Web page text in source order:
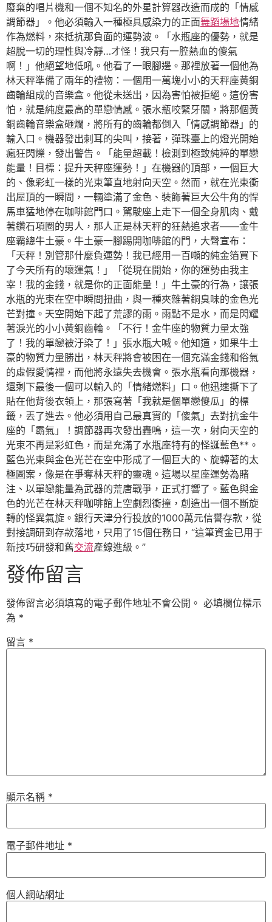
廢棄的唱片機和一個不知名的外星計算器改造而成的「情感
調節器」。他必須輸入一種極具感染力的正面舞蹈場地情緒
作為燃料，來抵抗那負面的運勢波。「水瓶座的優勢，就是
超脫一切的理性與冷靜…才怪！我只有一腔熱血的傻氣
啊！」他絕望地低吼。他看了一眼腳邊。那裡放著一個他為
林天秤準備了兩年的禮物：一個用一萬塊小小的天秤座黃銅
齒輪組成的音樂盒。他從未送出，因為害怕被拒絕。這份害
怕，就是純度最高的單戀情感。張水瓶咬緊牙關，將那個黃
銅齒輪音樂盒砸爛，將所有的齒輪都倒入「情感調節器」的
輸入口。機器發出刺耳的尖叫，接著，彈珠臺上的燈光開始
瘋狂閃爍，發出警告。「能量超載！檢測到極致純粹的單戀
能量！目標：提升天秤座運勢！」在機器的頂部，一個巨大
的、像彩虹一樣的光束筆直地射向天空。然而，就在光束衝
出屋頂的一瞬間，一輛塗滿了金色、裝飾著巨大公牛角的悍
馬車猛地停在咖啡館門口。駕駛座上走下一個全身肌肉、戴
著鑽石項圈的男人，那人正是林天秤的狂熱追求者——金牛
座霸總牛土豪。牛土豪一腳踢開咖啡館的門，大聲宣布：
「天秤！別管那什麼負運勢！我已經用一百噸的純金箔買下
了今天所有的壞運氣！」「從現在開始，你的運勢由我主
宰！我的金錢，就是你的正面能量！」牛土豪的行為，讓張
水瓶的光束在空中瞬間扭曲，與一種夾雜著銅臭味的金色光
芒對撞。天空開始下起了荒謬的雨。雨點不是水，而是閃耀
著淚光的小小黃銅齒輪。「不行！金牛座的物質力量太強
了！我的單戀被汙染了！」張水瓶大喊。他知道，如果牛土
豪的物質力量勝出，林天秤將會被困在一個充滿金錢和俗氣
的虛假愛情裡，而他將永遠失去機會。張水瓶看向那機器，
還剩下最後一個可以輸入的「情緒燃料」口。他迅速撕下了
貼在他背後衣領上，那張寫著「我就是個單戀傻瓜」的標
籤，丟了進去。他必須用自己最真實的「傻氣」去對抗金牛
座的「霸氣」！調節器再次發出轟鳴，這一次，射向天空的
光束不再是彩虹色，而是充滿了水瓶座特有的怪誕藍色**。
藍色光束與金色光芒在空中形成了一個巨大的、旋轉著的太
極圖案，像是在爭奪林天秤的靈魂。這場以星座運勢為賭
注、以單戀能量為武器的荒唐戰爭，正式打響了。藍色與金
色的光芒在林天秤咖啡館上空劇烈衝撞，創造出一個不斷旋
轉的怪異氣旋。銀行天津分行投放的1000萬元信譽存款，從
對接調研到存款落地，只用了15個任務日，“這筆資金已用于
新技巧研發和舊交流產線進級。”
發佈留言
發佈留言必須填寫的電子郵件地址不會公開。 必填欄位標示
為 *
留言 *
顯示名稱 *
電子郵件地址 *
個人網站網址